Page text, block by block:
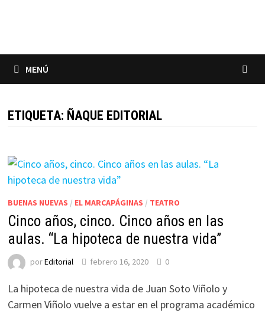
MENÚ
ETIQUETA: ÑAQUE EDITORIAL
BUENAS NUEVAS / EL MARCAPÁGINAS / TEATRO
Cinco años, cinco. Cinco años en las
aulas. “La hipoteca de nuestra vida”
porEditorial febrero 16, 2020 0
La hipoteca de nuestra vida de Juan Soto Viñolo y
Carmen Viñolo vuelve a estar en el programa académico